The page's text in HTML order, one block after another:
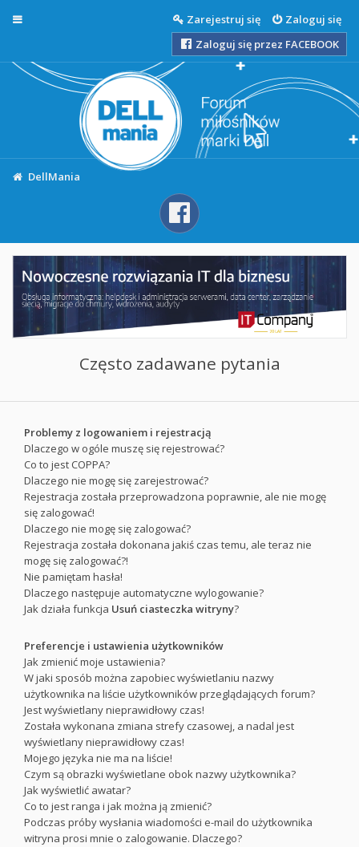
Zaloguj się
Zarejestruj się
Zaloguj się przez FACEBOOK
DellMania
Często zadawane pytania
Problemy z logowaniem i rejestracją
Dlaczego w ogóle muszę się rejestrować?
Co to jest COPPA?
Dlaczego nie mogę się zarejestrować?
Rejestracja została przeprowadzona poprawnie, ale nie mogę
się zalogować!
Dlaczego nie mogę się zalogować?
Rejestracja została dokonana jakiś czas temu, ale teraz nie
mogę się zalogować?!
Nie pamiętam hasła!
Dlaczego następuje automatyczne wylogowanie?
Jak działa funkcja Usuń ciasteczka witryny?
Preferencje i ustawienia użytkowników
Jak zmienić moje ustawienia?
W jaki sposób można zapobiec wyświetlaniu nazwy
użytkownika na liście użytkowników przeglądających forum?
Jest wyświetlany nieprawidłowy czas!
Została wykonana zmiana strefy czasowej, a nadal jest
wyświetlany nieprawidłowy czas!
Mojego języka nie ma na liście!
Czym są obrazki wyświetlane obok nazwy użytkownika?
Jak wyświetlić awatar?
Co to jest ranga i jak można ją zmienić?
Podczas próby wysłania wiadomości e-mail do użytkownika
witryna prosi mnie o zalogowanie. Dlaczego?